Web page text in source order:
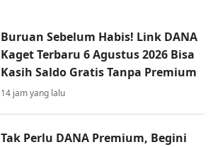
Buruan Sebelum Habis! Link DANA
Kaget Terbaru 6 Agustus 2026 Bisa
Kasih Saldo Gratis Tanpa Premium
14 jam yang lalu
Tak Perlu DANA Premium, Begini